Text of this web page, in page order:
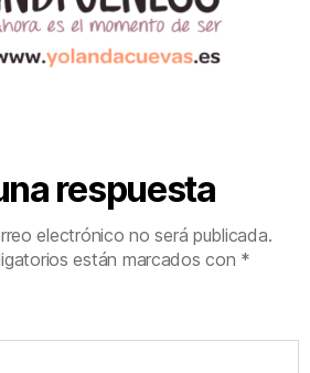
respuesta
electrónico no será publicada.
están marcados con *